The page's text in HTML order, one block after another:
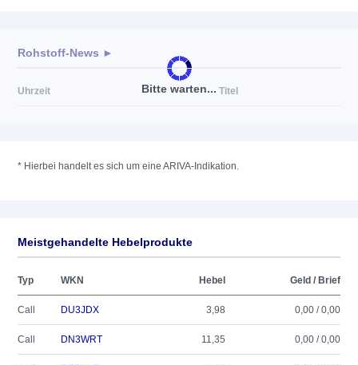
Bitte warten...
Rohstoff-News ►
Uhrzeit Titel
* Hierbei handelt es sich um eine ARIVA-Indikation.
Meistgehandelte Hebelprodukte
Typ WKN Hebel Geld / Brief
Call DU3JDX 3,98 0,00 / 0,00
Call DN3WRT 11,35 0,00 / 0,00